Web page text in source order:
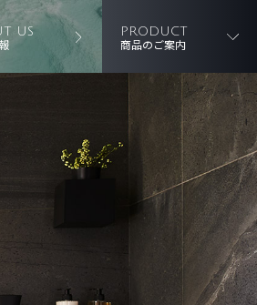
US PRODUCT
商品のご案内